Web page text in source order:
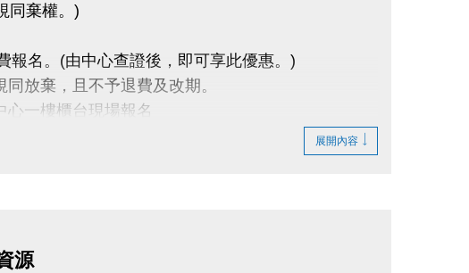
同棄權。)
報名。(由中心查證後，即可享此優惠。)
放棄，且不予退費及改期。
心一樓櫃台現場報名
展開內容
源